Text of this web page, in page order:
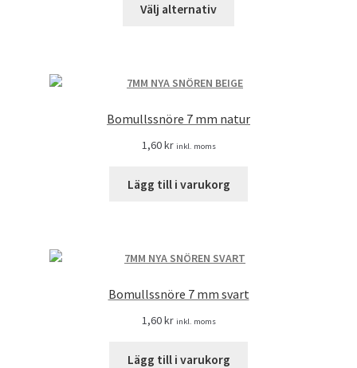
Välj alternativ
Bomullssnöre 7 mm natur
1,60kr inkl. moms
Lägg till i varukorg
Bomullssnöre 7 mm svart
1,60kr inkl. moms
Lägg till i varukorg